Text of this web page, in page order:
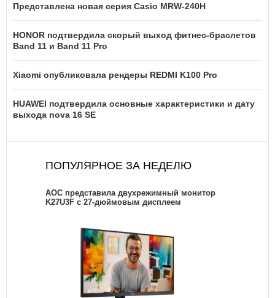
Представлена новая серия Casio MRW-240H
HONOR подтвердила скорый выход фитнес-браслетов
Band 11 и Band 11 Pro
Xiaomi опубликовала рендеры REDMI K100 Pro
HUAWEI подтвердила основные характеристики и дату
выхода nova 16 SE
ПОПУЛЯРНОЕ ЗА НЕДЕЛЮ
AOC представила двухрежимный монитор
K27U3F с 27-дюймовым дисплеем